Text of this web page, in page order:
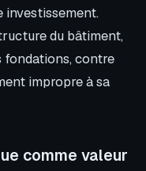
du bâtiment,
fondations, contre
impropre à sa
comme valeur